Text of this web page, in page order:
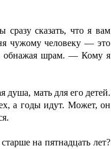
сказать, что я вам
чужому человеку — это
обнажая шрам. — Кому я
душа, мать для его детей.
а годы идут. Может, он
на пятнадцать лет?